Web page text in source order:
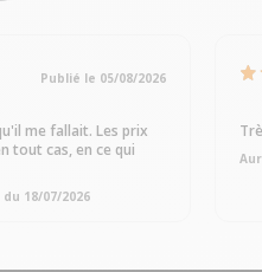
Publié le 05/08/2026
me fallait. Les prix
tout cas, en ce qui
18/07/2026